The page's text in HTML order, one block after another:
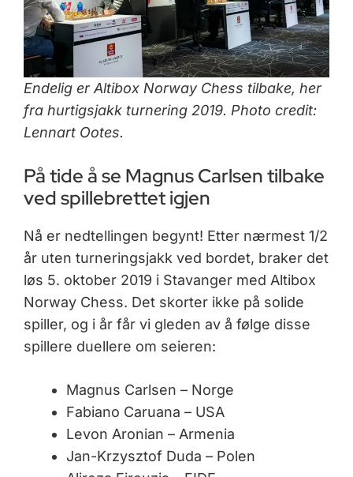
Endelig er Altibox Norway Chess tilbake, her
fra hurtigsjakk turnering 2019. Photo credit:
Lennart Ootes.
På tide å se Magnus Carlsen tilbake
ved spillebrettet igjen
Nå er nedtellingen begynt! Etter nærmest 1/2
år uten turneringsjakk ved bordet, braker det
løs 5. oktober 2019 i Stavanger med Altibox
Norway Chess. Det skorter ikke på solide
spiller, og i år får vi gleden av å følge disse
spillere duellere om seieren:
Magnus Carlsen – Norge
Fabiano Caruana – USA
Levon Aronian – Armenia
Jan-Krzysztof Duda – Polen